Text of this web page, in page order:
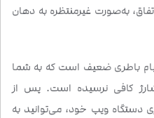
به‌صورت غیرمنتظره به دهان
پیام باطری ضعیف است که به شما
کافی نرسیده است. پس از
دستگاه ویپ خود، می‌توانید به